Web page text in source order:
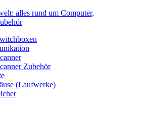
alles rund um Computer,
Zubehör
(Laufwerke)